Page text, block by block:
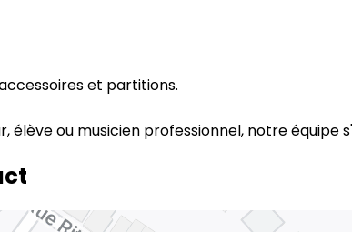
et partitions.
élève ou musicien professionnel, notre équipe